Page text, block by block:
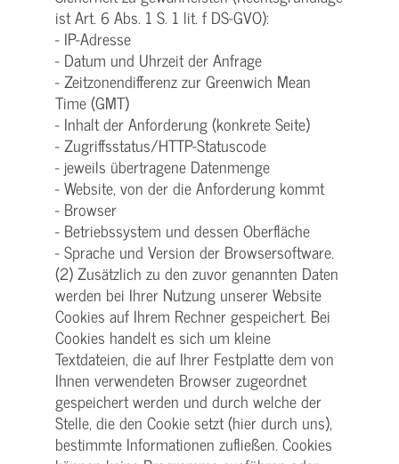
ist Art. 6 Abs. 1 S. 1 lit. f DS-GVO):
- IP-Adresse
- Datum und Uhrzeit der Anfrage
- Zeitzonendifferenz zur Greenwich Mean
Time (GMT)
- Inhalt der Anforderung (konkrete Seite)
- Zugriffsstatus/HTTP-Statuscode
- jeweils übertragene Datenmenge
- Website, von der die Anforderung kommt
- Browser
- Betriebssystem und dessen Oberfläche
- Sprache und Version der Browsersoftware.
(2) Zusätzlich zu den zuvor genannten Daten
werden bei Ihrer Nutzung unserer Website
Cookies auf Ihrem Rechner gespeichert. Bei
Cookies handelt es sich um kleine
Textdateien, die auf Ihrer Festplatte dem von
Ihnen verwendeten Browser zugeordnet
gespeichert werden und durch welche der
Stelle, die den Cookie setzt (hier durch uns),
bestimmte Informationen zufließen. Cookies